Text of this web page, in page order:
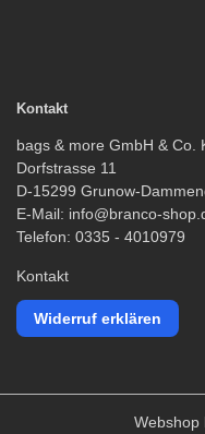
Kontakt
bags & more GmbH & Co.
Dorfstrasse 11
D-15299 Grunow-
E-Mail: info@branco-
Telefon: 0335 - 4010979
Kontakt
Widerruf erklären
Webshop